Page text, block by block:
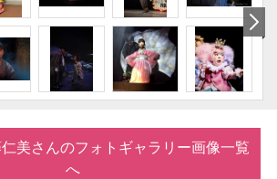
美さんのフォトギャラリー画像一覧
へ